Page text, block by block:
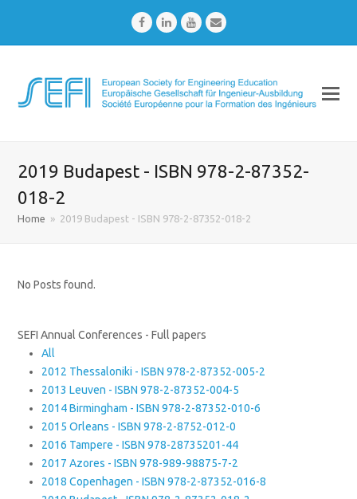
FacebookLinkedInYoutubeEmail
2019 Budapest - ISBN 978-2-87352-
018-2
Home » 2019 Budapest - ISBN 978-2-87352-018-2
No Posts found.
SEFI Annual Conferences - Full papers
All
2012 Thessaloniki - ISBN 978-2-87352-005-2
2013 Leuven - ISBN 978-2-87352-004-5
2014 Birmingham - ISBN 978-2-87352-010-6
2015 Orleans - ISBN 978-2-8752-012-0
2016 Tampere - ISBN 978-28735201-44
2017 Azores - ISBN 978-989-98875-7-2
2018 Copenhagen - ISBN 978-2-87352-016-8